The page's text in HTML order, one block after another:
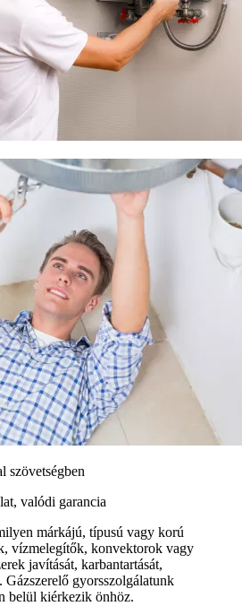
szövetségben
valódi garancia
márkájú, típusú vagy korú
vízmelegítők, konvektorok vagy
javítását, karbantartását,
Gázszerelő gyorsszolgálatunk
belül kiérkezik önhöz.